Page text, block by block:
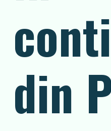
din